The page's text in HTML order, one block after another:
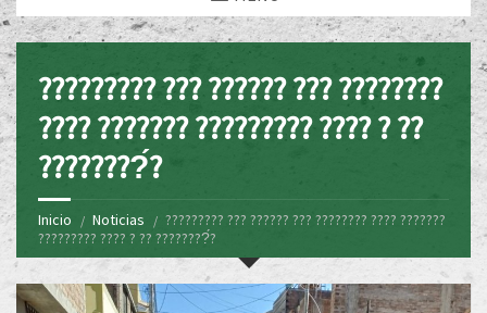
????????? ??? ?????? ??? ????????
???? ??????? ????????? ???? ? ??
????????́?
Inicio Noticias
????????? ??? ?????? ??? ???????? ???? ???????
????????? ???? ? ?? ????????́?